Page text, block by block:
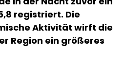
registriert. Die
Aktivität wirft die
Region ein größeres